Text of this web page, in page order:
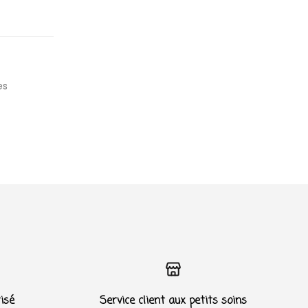
Service client aux petits soins